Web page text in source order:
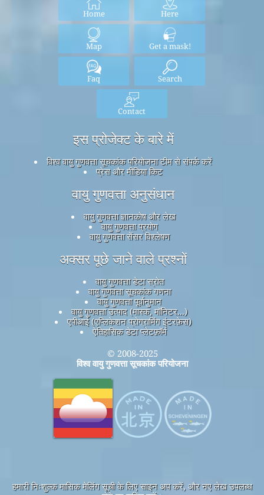
Home Here
Map Get a mask!
Faq Search
Contact
इस प्रोजेक्ट के बारे में
विश्व वायु गुणवत्ता सूचकांक परियोजना टीम से संपर्क करें
प्रेस और मीडिया किट
वायु गुणवत्ता अनुसंधान
वायु गुणवत्ता ज्ञानकोष और लेख
वायु गुणवत्ता प्रयोग
वायु गुणवत्ता सेंसर विश्लेषण
अक्सर पूछे जाने वाले प्रश्नों
वायु गुणवत्ता डेटा स्रोत
वायु गुणवत्ता सूचकांक गणना
वायु गुणवत्ता पूर्वानुमान
वायु गुणवत्ता उत्पाद (मास्क, मॉनिटर...)
एपीआई (एप्लिकेशन प्रोग्रामिंग इंटरफ़ेस)
ऐतिहासिक डेटा प्लेटफ़ॉर्म
© 2008-2025
विश्व वायु गुणवत्ता सूचकांक परियोजना
हमारी निःशुल्क मासिक मेलिंग सूची के लिए साइन अप करें, और नए लेख उपलब्ध